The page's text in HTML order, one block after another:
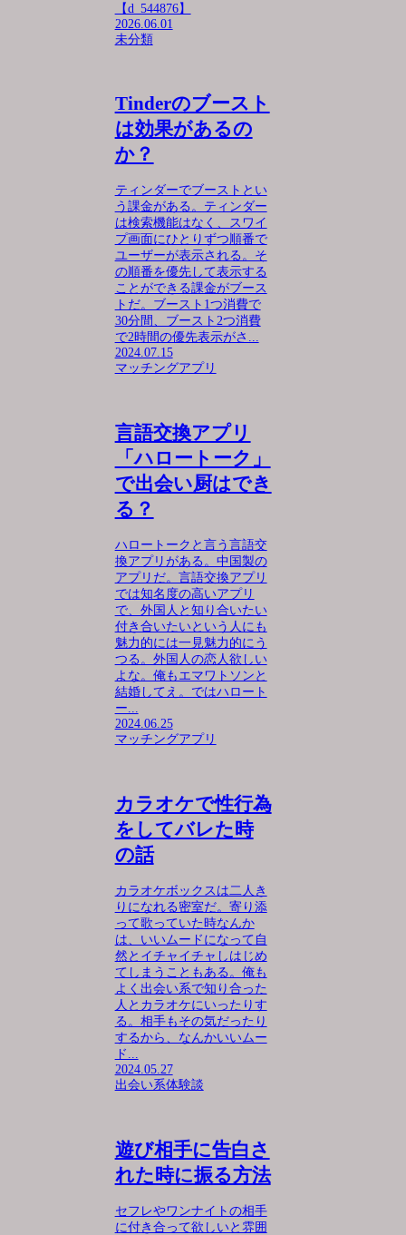
【d_544876】
2026.06.01
未分類
Tinderのブースト
は効果があるの
か？
ティンダーでブーストとい
う課金がある。ティンダー
は検索機能はなく、スワイ
プ画面にひとりずつ順番で
ユーザーが表示される。そ
の順番を優先して表示する
ことができる課金がブース
トだ。ブースト1つ消費で
30分間、ブースト2つ消費
で2時間の優先表示がさ...
2024.07.15
マッチングアプリ
言語交換アプリ
「ハロートーク」
で出会い厨はでき
る？
ハロートークと言う言語交
換アプリがある。中国製の
アプリだ。言語交換アプリ
では知名度の高いアプリ
で、外国人と知り合いたい
付き合いたいという人にも
魅力的には一見魅力的にう
つる。外国人の恋人欲しい
よな。俺もエマワトソンと
結婚してえ。ではハロート
ー...
2024.06.25
マッチングアプリ
カラオケで性行為
をしてバレた時
の話
カラオケボックスは二人き
りになれる密室だ。寄り添
って歌っていた時なんか
は、いいムードになって自
然とイチャイチャしはじめ
てしまうこともある。俺も
よく出会い系で知り合った
人とカラオケにいったりす
る。相手もその気だったり
するから、なんかいいムー
ド...
2024.05.27
出会い系体験談
遊び相手に告白さ
れた時に振る方法
セフレやワンナイトの相手
に付き合って欲しいと雰囲